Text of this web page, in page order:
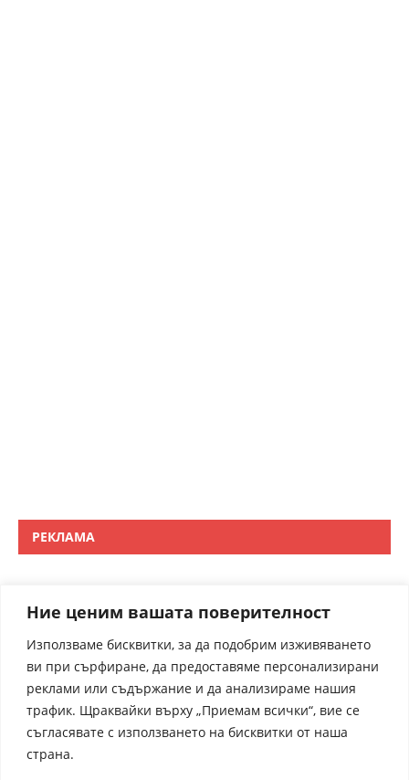
Ние ценим вашата поверителност
Използваме бисквитки, за да подобрим изживяването
ви при сърфиране, да предоставяме персонализирани
реклами или съдържание и да анализираме нашия
трафик. Щраквайки върху „Приемам всички“, вие се
съгласявате с използването на бисквитки от наша
страна.
РЕКЛАМА